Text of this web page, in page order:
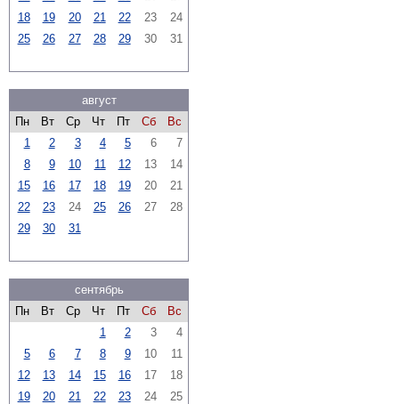
18
19 20 21 22 23
24
25
26 27 28 29 30 31
август
Пн
Вт Ср Чт Пт Сб
Вс
1
2 3 4 5 6
7
8
9 10 11 12 13
14
15
16 17 18 19 20
21
22
23 24 25 26 27
28
29
30 31
сентябрь
Пн
Вт Ср Чт Пт Сб
Вс
1
2 3
4
5
6 7 8 9 10
11
12
13 14 15 16 17
18
19
20 21 22 23 24
25